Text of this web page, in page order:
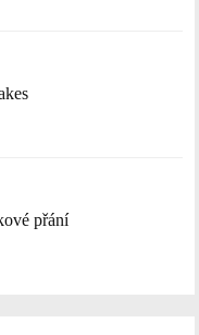
přání